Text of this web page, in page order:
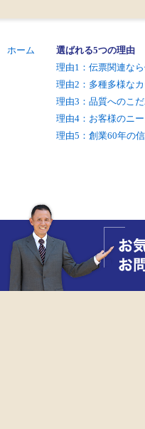
ホーム
選ばれる5つの理由
理由1：伝票関連な
理由2：多種多様な
理由3：品質へのこだ
理由4：お客様のニ
理由5：創業60年の